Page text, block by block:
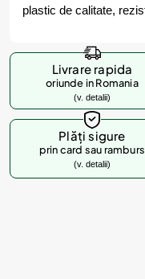
plastic de calitate,
Livrare rapida
oriunde in Romania
(v. detalii)
Plăți sigure
prin card sau ramburs
(v. detalii)